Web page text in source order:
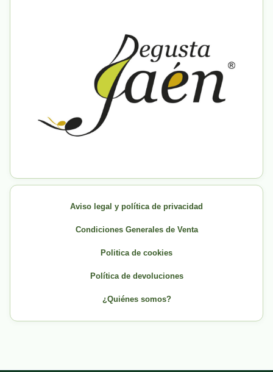
Aviso legal y política de privacidad
Condiciones Generales de Venta
Politica de cookies
Política de devoluciones
¿Quiénes somos?